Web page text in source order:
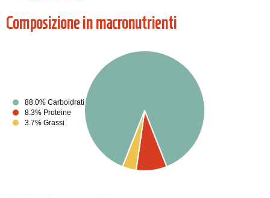
Composizione in macronutrienti
88.0% Carboidrati
8.3% Proteine
3.7% Grassi